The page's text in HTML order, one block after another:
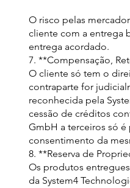
O risco pelas
cliente com a entrega
entrega acordado.
7. **Compensação,
O cliente só tem o
contraparte for
reconhecida pela
cessão de créditos
GmbH a terceiros só
consentimento da
8. **Reserva de
Os produtos
da System4